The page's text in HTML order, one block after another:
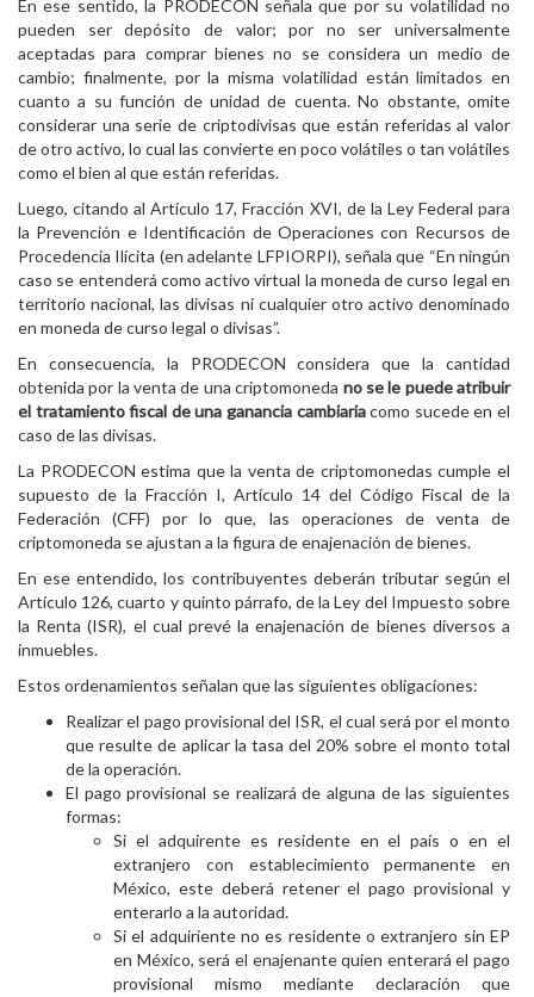
En ese sentido, la PRODECON señala que por su volatilidad no
pueden ser depósito de valor; por no ser universalmente
aceptadas para comprar bienes no se considera un medio de
cambio; finalmente, por la misma volatilidad están limitados en
cuanto a su función de unidad de cuenta. No obstante, omite
considerar una serie de criptodivisas que están referidas al valor
de otro activo, lo cual las convierte en poco volátiles o tan volátiles
como el bien al que están referidas.
Luego, citando al Artículo 17, Fracción XVI, de la Ley Federal para
la Prevención e Identificación de Operaciones con Recursos de
Procedencia Ilícita (en adelante LFPIORPI), señala que “En ningún
caso se entenderá como activo virtual la moneda de curso legal en
territorio nacional, las divisas ni cualquier otro activo denominado
en moneda de curso legal o divisas”.
En consecuencia, la PRODECON considera que la cantidad
obtenida por la venta de una criptomoneda no se le puede atribuir
el tratamiento fiscal de una ganancia cambiariacomo sucede en el
caso de las divisas.
La PRODECON estima que la venta de criptomonedas cumple el
supuesto de la Fracción I, Artículo 14 del Código Fiscal de la
Federación (CFF) por lo que, las operaciones de venta de
criptomoneda se ajustan a la figura de enajenación de bienes.
En ese entendido, los contribuyentes deberán tributar según el
Artículo 126, cuarto y quinto párrafo, de la Ley del Impuesto sobre
la Renta (ISR), el cual prevé la enajenación de bienes diversos a
inmuebles.
Estos ordenamientos señalan que las siguientes obligaciones:
Realizar el pago provisional del ISR, el cual será por el monto
que resulte de aplicar la tasa del 20% sobre el monto total
de la operación.
El pago provisional se realizará de alguna de las siguientes
formas:
Si el adquirente es residente en el país o en el
extranjero con establecimiento permanente en
México, este deberá retener el pago provisional y
enterarlo a la autoridad.
Si el adquiriente no es residente o extranjero sin EP
en México, será el enajenante quien enterará el pago
provisional mismo mediante declaración que